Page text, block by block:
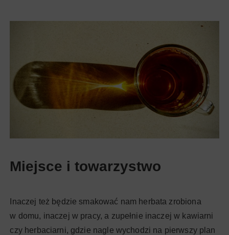
Miejsce i towarzystwo
Inaczej też będzie smakować nam herbata zrobiona
w domu, inaczej w pracy, a zupełnie inaczej w kawiarni
czy herbaciarni, gdzie nagle wychodzi na pierwszy plan